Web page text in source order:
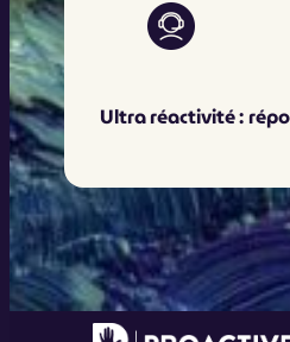
Ultra réactivité :